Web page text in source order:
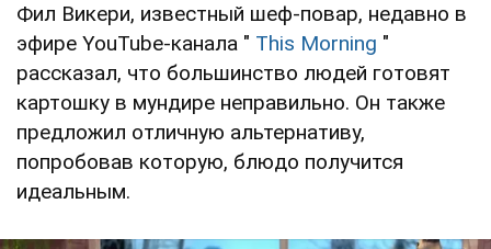
Фил Викери, известный шеф-повар, недавно в
эфире YouTube-канала " This Morning "
рассказал, что большинство людей готовят
картошку в мундире неправильно. Он также
предложил отличную альтернативу,
попробовав которую, блюдо получится
идеальным.